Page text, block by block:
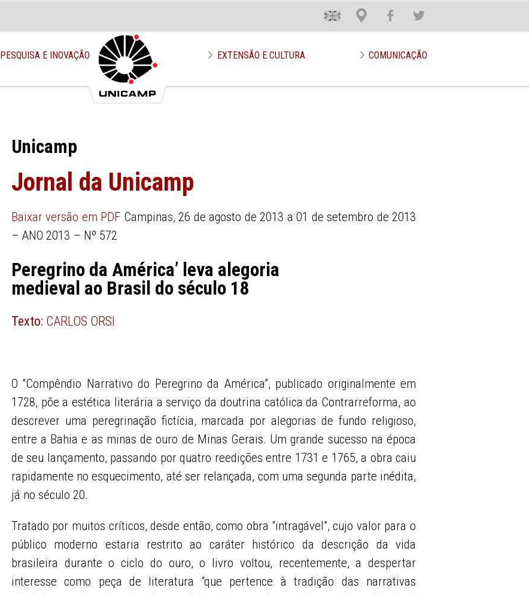
Loca
PESQUISA E INOVAÇÃO EXTENSÃO E CULTURA COMUNICAÇÃO
Unicamp
Jornal da Unicamp
Baixar versão em PDF Campinas, 26 de agosto de 2013 a 01 de setembro de 2013
– ANO 2013 – Nº 572
Peregrino da América’ leva alegoria
medieval ao Brasil do século 18
Texto: CARLOS ORSI
O “Compêndio Narrativo do Peregrino da América”, publicado originalmente em
1728, põe a estética literária a serviço da doutrina católica da Contrarreforma, ao
descrever uma peregrinação fictícia, marcada por alegorias de fundo religioso,
entre a Bahia e as minas de ouro de Minas Gerais. Um grande sucesso na época
de seu lançamento, passando por quatro reedições entre 1731 e 1765, a obra caiu
rapidamente no esquecimento, até ser relançada, com uma segunda parte inédita,
já no século 20.
Tratado por muitos críticos, desde então, como obra “intragável”, cujo valor para o
público moderno estaria restrito ao caráter histórico da descrição da vida
brasileira durante o ciclo do ouro, o livro voltou, recentemente, a despertar
interesse como peça de literatura “que pertence à tradição das narrativas